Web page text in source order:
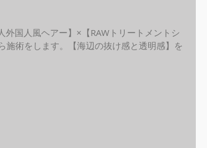
国人風ヘアー】×【RAWトリートメントシ
施術をします。【海辺の抜け感と透明感】を